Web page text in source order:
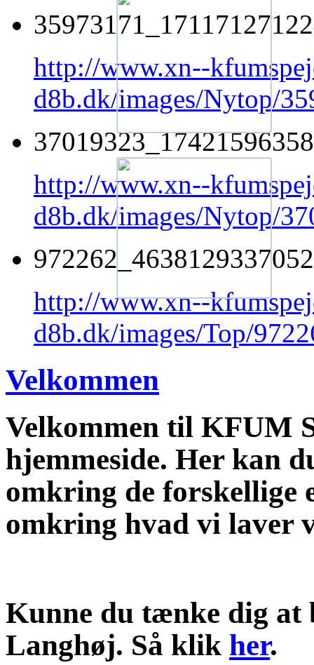
http://www.xn--
d8b.dk/images/Nytop/
http://www.xn--
d8b.dk/images/Nytop/
http://www.xn--
d8b.dk/images/Top/
Velkommen
Velkommen til KFUM
hjemmeside. Her kan
omkring de forskellige
omkring hvad vi laver
Kunne du tænke dig
Langhøj. Så klik her.